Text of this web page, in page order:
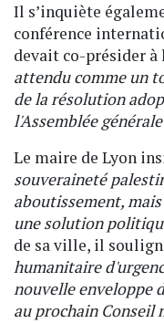
Il s’inquiète
conférence
devait co-présider à
attendu comme un
de la résolution
l'Assemblée
Le maire de Lyon
souveraineté
aboutissement,
une solution
de sa ville, il
humanitaire
nouvelle enveloppe
au prochain Conseil